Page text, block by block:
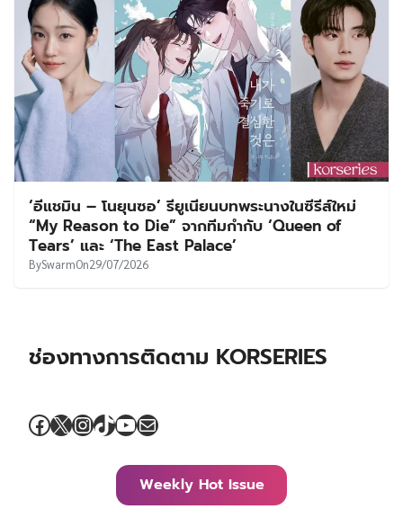
‘อีแชมิน – โนยุนซอ’ รียูเนียนบทพระนางในซีรีส์ใหม่
“My Reason to Die” จากทีมกำกับ ‘Queen of
Tears’ และ ‘The East Palace’
BySwarmOn29/07/2026
ช่องทางการติดตาม KORSERIES
Facebook
X Instagram
TikTok
YouTube
Mail
Weekly Hot Issue